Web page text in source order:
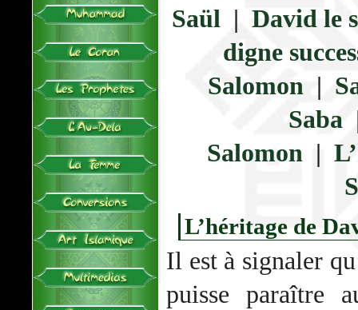
Saül| David le
digne
Salomon |
Saba
Salomon |
L’héritage de
Il est à signaler
puisse paraître